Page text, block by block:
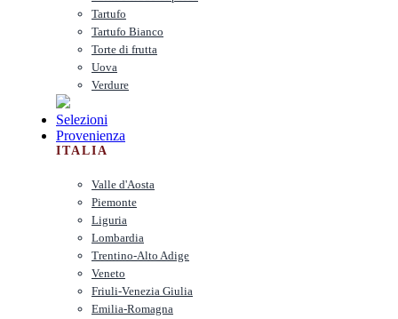
Tartufo
Tartufo Bianco
Torte di frutta
Uova
Verdure
Selezioni
Provenienza
ITALIA
Valle d'Aosta
Piemonte
Liguria
Lombardia
Trentino-Alto Adige
Veneto
Friuli-Venezia Giulia
Emilia-Romagna